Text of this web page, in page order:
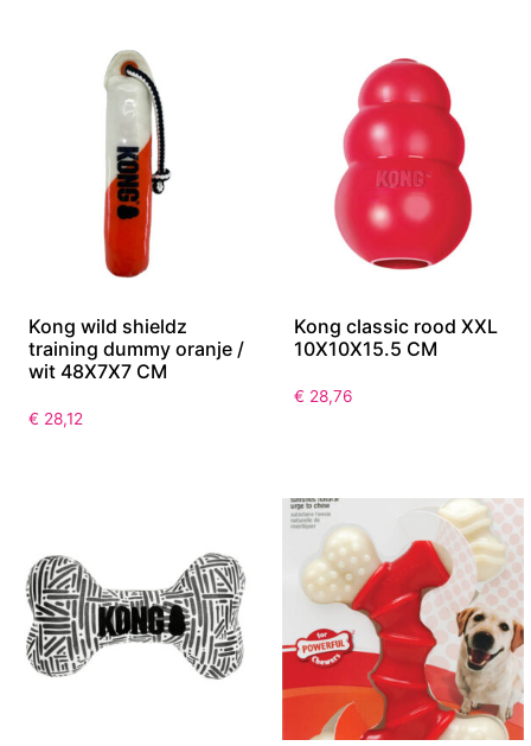
Kong wild shieldz
training dummy oranje /
wit 48X7X7 CM
€ 28,12
Kong classic rood XXL
10X10X15.5 CM
€ 28,76